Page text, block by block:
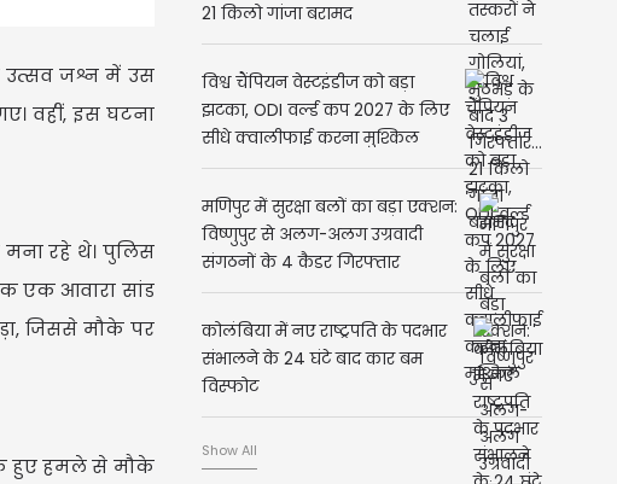
उत्सव जश्न में उस
वहीं, इस घटना
रहे थे। पुलिस
एक आवारा सांड
जिससे मौके पर
हुए हमले से मौके
21 किलो गांजा बरामद
विश्व चैंपियन वेस्टइंडीज को बड़ा
झटका, ODI वर्ल्ड कप 2027 के लिए
सीधे क्वालीफाई करना मुश्किल
मणिपुर में सुरक्षा बलों का बड़ा एक्शन:
विष्णुपुर से अलग-अलग उग्रवादी
संगठनों के 4 कैडर गिरफ्तार
कोलंबिया में नए राष्ट्रपति के पदभार
संभालने के 24 घंटे बाद कार बम
विस्फोट
Show All